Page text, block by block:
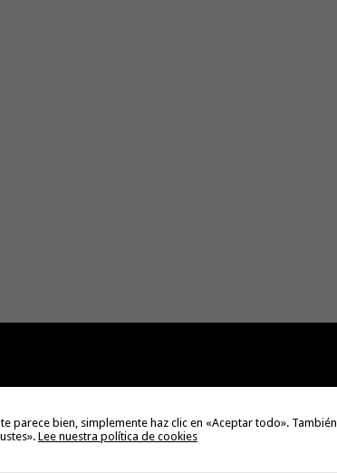
parece bien, simplemente haz clic en «Aceptar todo».
Lee nuestra política de cookies